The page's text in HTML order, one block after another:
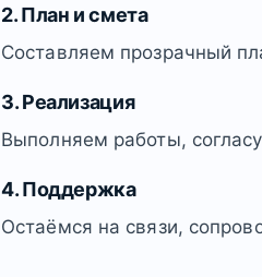
2. План и смета
Составляем прозрачный
3. Реализация
Выполняем работы,
4. Поддержка
Остаёмся на связи,